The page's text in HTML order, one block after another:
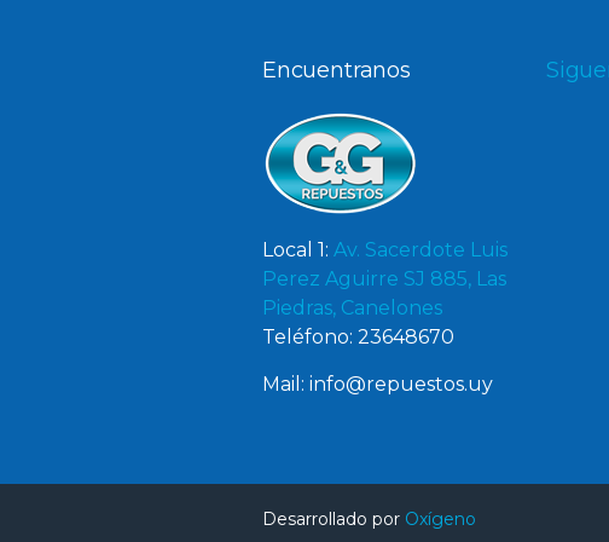
Encuentranos
Local 1: Av. Sacerdote Luis
Perez Aguirre SJ 885, Las
Piedras, Canelones
Teléfono: 23648670
Mail: info@repuestos.uy
Desarrollado por Oxígeno